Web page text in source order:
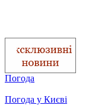
Погода
Погода у Києві